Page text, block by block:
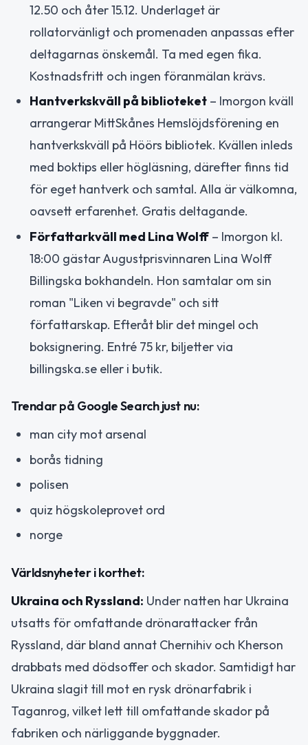
12.50 och åter 15.12. Underlaget är
rollatorvänligt och promenaden anpassas efter
deltagarnas önskemål. Ta med egen fika.
Kostnadsfritt och ingen föranmälan krävs.
Hantverkskväll på biblioteket – Imorgon kväll
arrangerar MittSkånes Hemslöjdsförening en
hantverkskväll på Höörs bibliotek. Kvällen inleds
med boktips eller högläsning, därefter finns tid
för eget hantverk och samtal. Alla är välkomna,
oavsett erfarenhet. Gratis deltagande.
Författarkväll med Lina Wolff – Imorgon kl.
18:00 gästar Augustprisvinnaren Lina Wolff
Billingska bokhandeln. Hon samtalar om sin
roman "Liken vi begravde" och sitt
författarskap. Efteråt blir det mingel och
boksignering. Entré 75 kr, biljetter via
billingska.se eller i butik.
Trendar på Google Search just nu:
man city mot arsenal
borås tidning
polisen
quiz högskoleprovet ord
norge
Världsnyheter i korthet:
Ukraina och Ryssland: Under natten har Ukraina
utsatts för omfattande drönarattacker från
Ryssland, där bland annat Chernihiv och Kherson
drabbats med dödsoffer och skador. Samtidigt har
Ukraina slagit till mot en rysk drönarfabrik i
Taganrog, vilket lett till omfattande skador på
fabriken och närliggande byggnader.